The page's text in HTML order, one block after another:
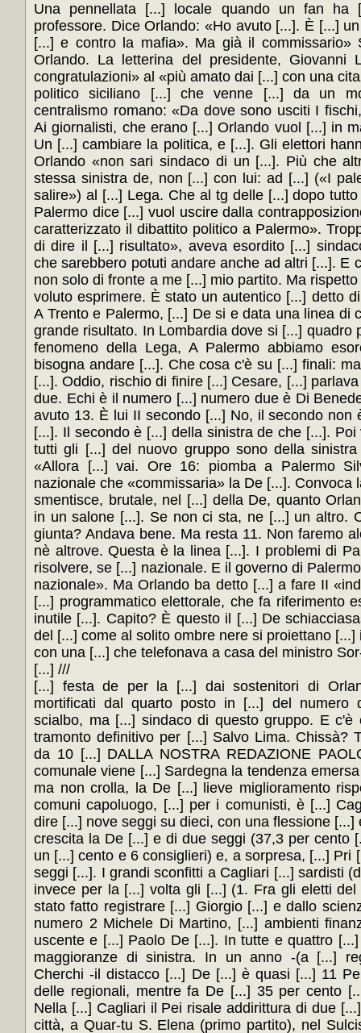
Una pennellata [...] locale quando un fan
professore. Dice Orlando: «Ho avuto [...]. È [...]
[...] e contro la mafia». Ma già il commissario»
Orlando. La letterina del presidente, Giovanni
congratulazioni» al «più amato dai [...] con una
politico siciliano [...] che venne [...] da un
centralismo romano: «Da dove sono usciti I
Ai giornalisti, che erano [...] Orlando vuol [...] in
Un [...] cambiare la politica, e [...]. Gli elettori
Orlando «non sari sindaco di un [...]. Più che
stessa sinistra de, non [...] con lui: ad [...] («I
salire») al [...] Lega. Che al tg delle [...] dopo
Palermo dice [...] vuol uscire dalla
caratterizzato il dibattito politico a Palermo».
di dire il [...] risultato», aveva esordito [...]
che sarebbero potuti andare anche ad altri [...]. E
non solo di fronte a me [...] mio partito. Ma
voluto esprimere. È stato un autentico [...] detto
A Trento e Palermo, [...] De si e data una linea di
grande risultato. In Lombardia dove si [...] quadro
fenomeno della Lega, A Palermo abbiamo
bisogna andare [...]. Che cosa c'è su [...] finali:
[...]. Oddio, rischio di finire [...] Cesare, [...]
due. Echi è il numero [...] numero due è Di
avuto 13. È lui II secondo [...] No, il secondo non
[...]. Il secondo è [...] della sinistra de che [...].
tutti gli [...] del nuovo gruppo sono della
«Allora [...] vai. Ore 16: piomba a Palermo
nazionale che «commissaria» la De [...]. Convoca
smentisce, brutale, nel [...] della De, quanto
in un salone [...]. Se non ci sta, ne [...] un altro.
giunta? Andava bene. Ma resta 11. Non faremo
nè altrove. Questa è la linea [...]. I problemi di
risolvere, se [...] nazionale. E il governo di
nazionale». Ma Orlando ba detto [...] a fare II
[...] programmatico elettorale, che fa riferimento
inutile [...]. Capito? È questo il [...] De
del [...] come al solito ombre nere si proiettano
con una [...] che telefonava a casa del ministro
[...] ///
[...] festa de per la [...] dai sostenitori di
mortificati dal quarto posto in [...] del numero
scialbo, ma [...] sindaco di questo gruppo. E
tramonto definitivo per [...] Salvo Lima. Chissà?
da 10 [...] DALLA NOSTRA REDAZIONE
comunale viene [...] Sardegna la tendenza
ma non crolla, la De [...] lieve miglioramento
comuni capoluogo, [...] per i comunisti, è [...]
dire [...] nove seggi su dieci, con una flessione
crescita la De [...] e di due seggi (37,3 per cento
un [...] cento e 6 consiglieri) e, a sorpresa, [...] Pri
seggi [...]. I grandi sconfitti a Cagliari [...] sardisti
invece per la [...] volta gli [...] (1. Fra gli eletti
stato fatto registrare [...] Giorgio [...] e dallo
numero 2 Michele Di Martino, [...] ambienti
uscente e [...] Paolo De [...]. In tutte e quattro
maggioranze di sinistra. In un anno -(a [...]
Cherchi -il distacco [...] De [...] è quasi [...] 11
delle regionali, mentre fa De [...] 35 per cento
Nella [...] Cagliari il Pei risale addirittura di due
città, a Quar-tu S. Elena (primo partito), nel